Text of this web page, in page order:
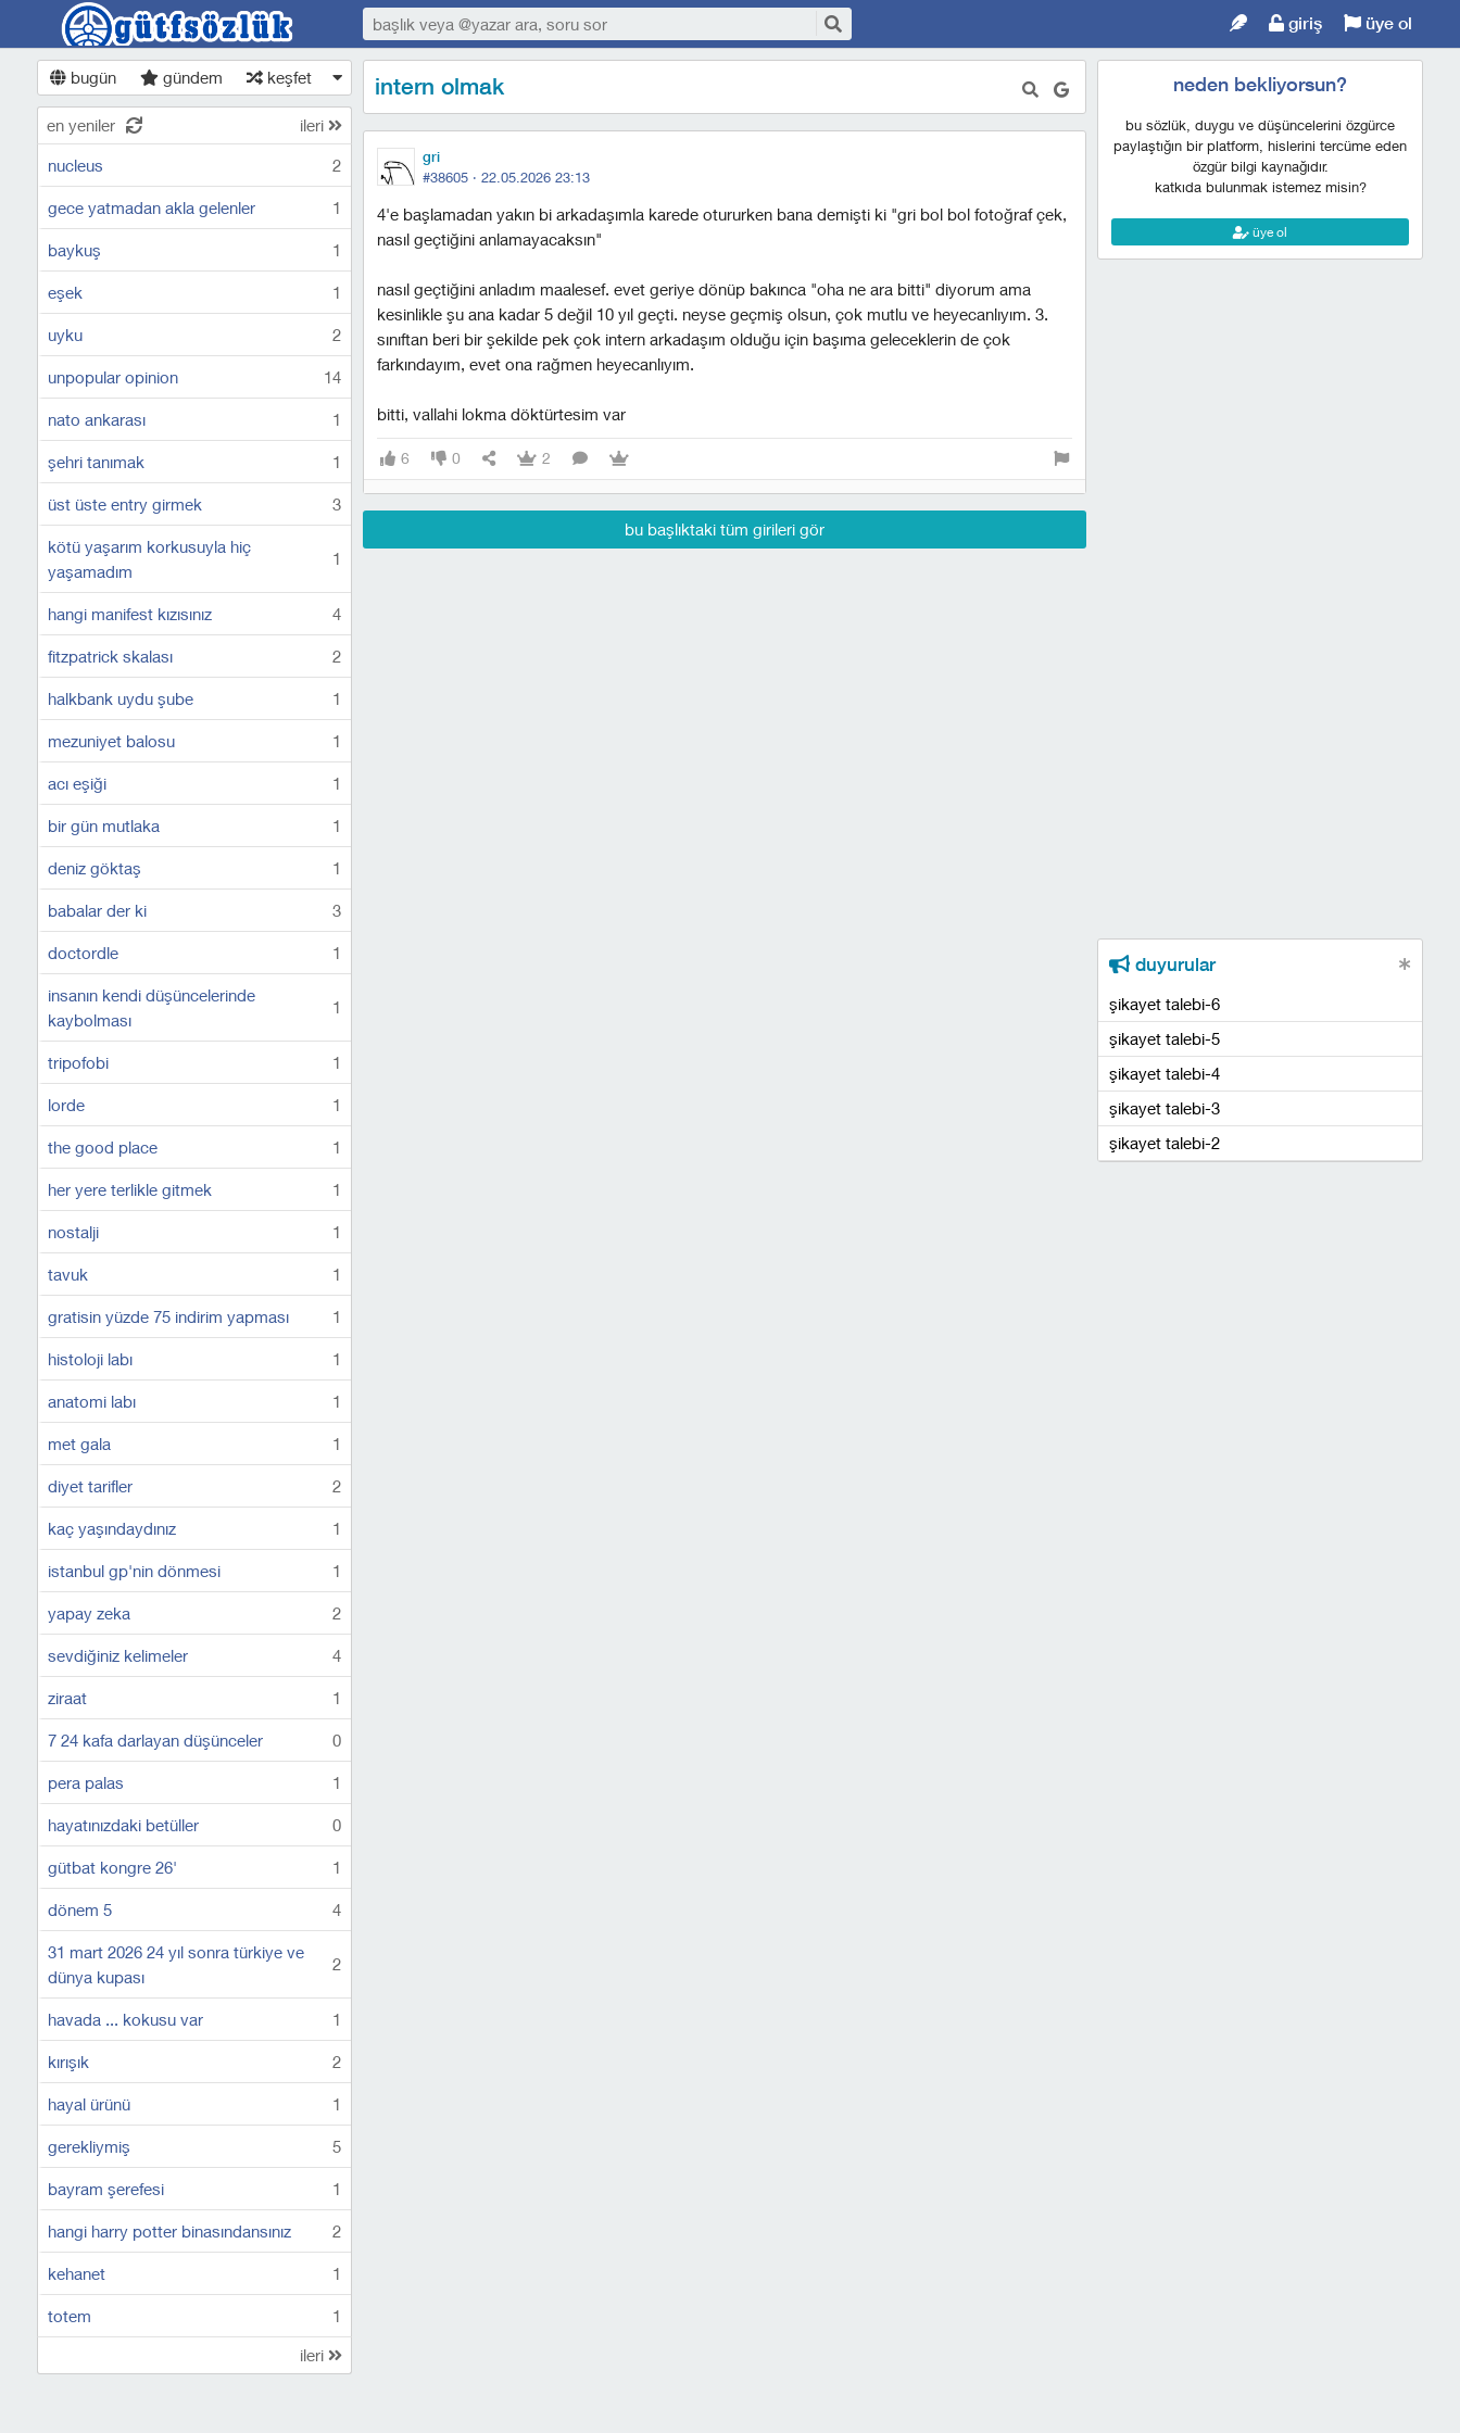
giriş üye ol
bugün gündem keşfet
en yeniler ileri
nucleus 2
gece yatmadan akla gelenler 1
baykuş 1
eşek 1
uyku 2
unpopular opinion 14
nato ankarası 1
şehri tanımak 1
üst üste entry girmek 3
kötü yaşarım korkusuyla hiç
yaşamadım
1
hangi manifest kızısınız 4
fitzpatrick skalası 2
halkbank uydu şube 1
mezuniyet balosu 1
acı eşiği 1
bir gün mutlaka 1
deniz göktaş 1
babalar der ki 3
doctordle 1
insanın kendi düşüncelerinde
kaybolması
1
tripofobi 1
lorde 1
the good place 1
her yere terlikle gitmek 1
nostalji 1
tavuk 1
gratisin yüzde 75 indirim yapması 1
histoloji labı 1
anatomi labı 1
met gala 1
diyet tarifler 2
kaç yaşındaydınız 1
istanbul gp'nin dönmesi 1
yapay zeka 2
sevdiğiniz kelimeler 4
ziraat 1
7 24 kafa darlayan düşünceler 0
pera palas 1
hayatınızdaki betüller 0
gütbat kongre 26' 1
dönem 5 4
31 mart 2026 24 yıl sonra türkiye ve
dünya kupası
2
havada ... kokusu var 1
kırışık 2
hayal ürünü 1
gerekliymiş 5
bayram şerefesi 1
hangi harry potter binasındansınız 2
kehanet 1
totem 1
ileri
intern olmak
gri
#38605 · 22.05.2026 23:13
4'e başlamadan yakın bi arkadaşımla karede otururken bana demişti ki "gri bol bol fotoğraf çek,
nasıl geçtiğini anlamayacaksın"
nasıl geçtiğini anladım maalesef. evet geriye dönüp bakınca "oha ne ara bitti" diyorum ama
kesinlikle şu ana kadar 5 değil 10 yıl geçti. neyse geçmiş olsun, çok mutlu ve heyecanlıyım. 3.
sınıftan beri bir şekilde pek çok intern arkadaşım olduğu için başıma geleceklerin de çok
farkındayım, evet ona rağmen heyecanlıyım.
bitti, vallahi lokma döktürtesim var
6 0 2
bu başlıktaki tüm girileri gör
neden bekliyorsun?
bu sözlük, duygu ve düşüncelerini özgürce
paylaştığın bir platform, hislerini tercüme eden
özgür bilgi kaynağıdır.
katkıda bulunmak istemez misin?
üye ol
duyurular
şikayet talebi-6
şikayet talebi-5
şikayet talebi-4
şikayet talebi-3
şikayet talebi-2